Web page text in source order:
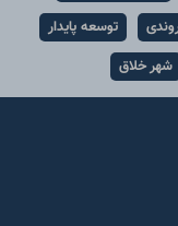
توسعه پایدار
شهر خلاق